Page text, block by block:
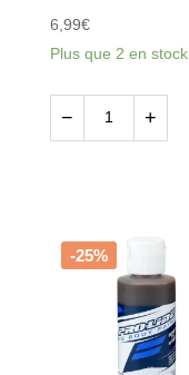
6,99€
Plus que 2 en stock
JET
− +
-25%